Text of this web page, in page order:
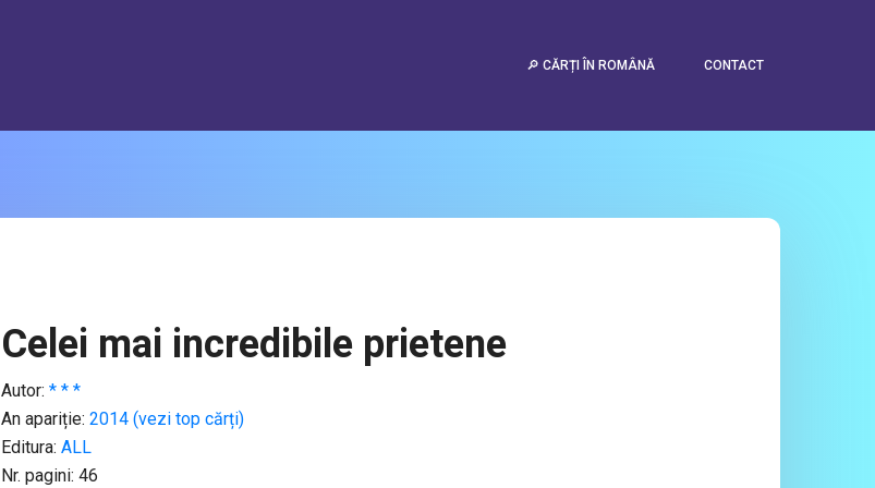
🔎 CĂRȚI ÎN ROMÂNĂ CONTACT
Celei mai incredibile prietene
Autor: * * *
An apariție: 2014 (vezi top cărți)
Editura: ALL
Nr. pagini: 46